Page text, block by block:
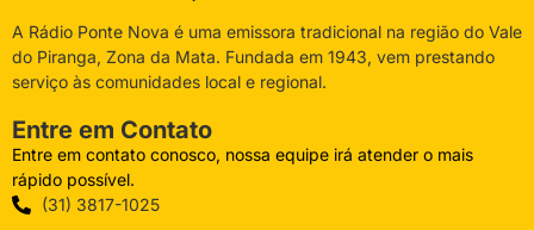
A Rádio Ponte Nova é uma emissora tradicional na região do Vale
do Piranga, Zona da Mata. Fundada em 1943, vem prestando
serviço às comunidades local e regional.
Entre em Contato
Entre em contato conosco, nossa equipe irá atender o mais
rápido possível.
(31) 3817-1025